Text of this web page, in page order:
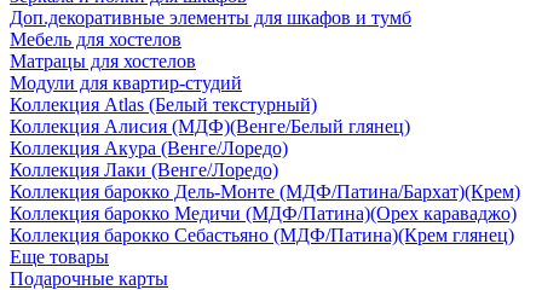
Доп.декоративные элементы для шкафов и тумб
Мебель для хостелов
Матрацы для хостелов
Модули для квартир-студий
Коллекция Atlas (Белый текстурный)
Коллекция Алисия (МДФ)(Венге/Белый глянец)
Коллекция Акура (Венге/Лоредо)
Коллекция Лаки (Венге/Лоредо)
Коллекция барокко Дель-Монте (МДФ/Патина/Бархат)(Крем)
Коллекция барокко Медичи (МДФ/Патина)(Орех караваджо)
Коллекция барокко Себастьяно (МДФ/Патина)(Крем глянец)
Еще товары
Подарочные карты